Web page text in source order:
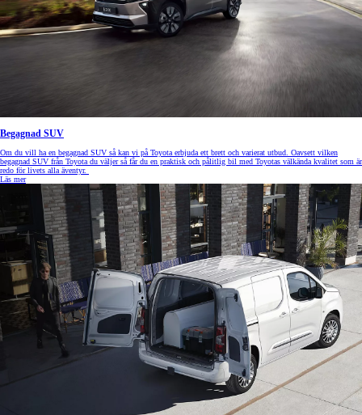
Begagnad SUV
Om du vill ha en begagnad SUV så kan vi på Toyota erbjuda ett brett och varierat utbud. Oavsett vilken
begagnad SUV från Toyota du väljer så får du en praktisk och pålitlig bil med Toyotas välkända kvalitet som är
redo för livets alla äventyr.
Läs mer